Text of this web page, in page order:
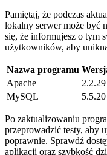
Pamiętaj, że podczas
lokalny⁣ serwer może być
⁢się, że informujesz o tym
użytkowników, aby
Nazwa programu
Apache
2.2.29
MySQL
5.5.20
Po zaktualizowaniu
przeprowadzić testy, aby
poprawnie. Sprawdź⁢
aplikacji oraz szybkość